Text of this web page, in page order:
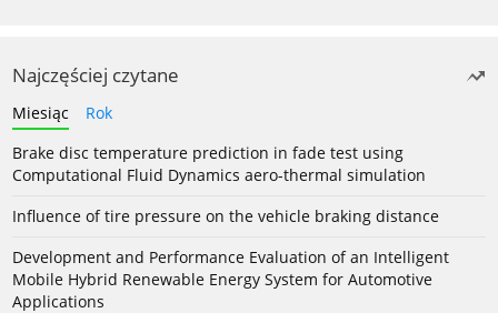
Najczęściej czytane
Miesiąc
Rok
Brake disc temperature prediction in fade test using
Computational Fluid Dynamics aero-thermal simulation
Influence of tire pressure on the vehicle braking distance
Development and Performance Evaluation of an Intelligent
Mobile Hybrid Renewable Energy System for Automotive
Applications